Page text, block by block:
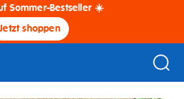
Sommer-Bestseller ☀️
shoppen